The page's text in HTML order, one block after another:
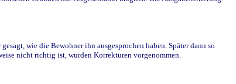
wie die Bewohner ihn ausgesprochen haben. Später dann so
nicht richtig ist, wurden Korrekturen vorgenommen.